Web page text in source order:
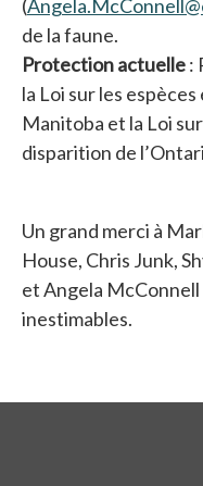
(
de la faune.
Protection actuelle:
la Loi sur les
Manitoba et la Loi
disparition de
Un grand merci à
House, Chris Junk,
et Angela
inestimables.